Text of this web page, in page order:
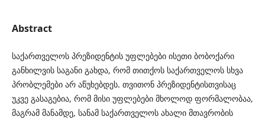
Abstract
საქართველოს პრეზიდენტის უფლებები ისეთი ბობოქარი
განხილვის საგანი გახდა, რომ თითქოს საქართველოს სხვა
პრობლემები არ აწუხებდეს. თვითონ პრეზიდენტისთვისაც
უკვე გასაგებია, რომ მისი უფლებები მხოლოდ ფორმალობაა,
მაგრამ მანამდე, სანამ საქართველოს ახალი მთავრობის